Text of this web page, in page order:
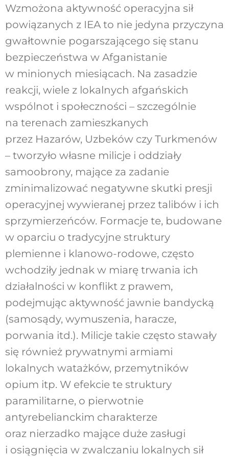
Wzmożona aktywność operacyjna sił
powiązanych z IEA to nie jedyna przyczyna
gwałtownie pogarszającego się stanu
bezpieczeństwa w Afganistanie
w minionych miesiącach. Na zasadzie
reakcji, wiele z lokalnych afgańskich
wspólnot i społeczności – szczególnie
na terenach zamieszkanych
przez Hazarów, Uzbeków czy Turkmenów
– tworzyło własne milicje i oddziały
samoobrony, mające za zadanie
zminimalizować negatywne skutki presji
operacyjnej wywieranej przez talibów i ich
sprzymierzeńców. Formacje te, budowane
w oparciu o tradycyjne struktury
plemienne i klanowo-rodowe, często
wchodziły jednak w miarę trwania ich
działalności w konflikt z prawem,
podejmując aktywność jawnie bandycką
(samosądy, wymuszenia, haracze,
porwania itd.). Milicje takie często stawały
się również prywatnymi armiami
lokalnych watażków, przemytników
opium itp. W efekcie te struktury
paramilitarne, o pierwotnie
antyrebelianckim charakterze
oraz nierzadko mające duże zasługi
i osiągnięcia w zwalczaniu lokalnych sił